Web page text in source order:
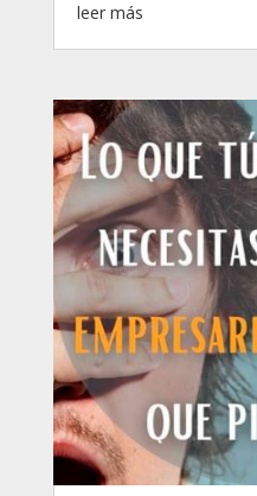
leer más